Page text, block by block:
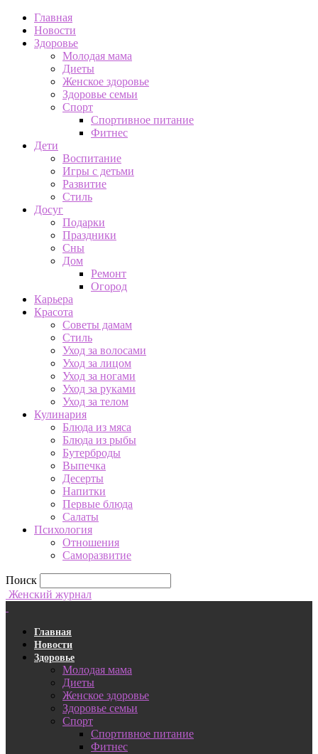
Главная
Новости
Здоровье
Молодая мама
Диеты
Женское здоровье
Здоровье семьи
Спорт
Спортивное питание
Фитнес
Дети
Воспитание
Игры с детьми
Развитие
Стиль
Досуг
Подарки
Праздники
Сны
Дом
Ремонт
Огород
Карьера
Красота
Советы дамам
Стиль
Уход за волосами
Уход за лицом
Уход за ногами
Уход за руками
Уход за телом
Кулинария
Блюда из мяса
Блюда из рыбы
Бутерброды
Выпечка
Десерты
Напитки
Первые блюда
Салаты
Психология
Отношения
Саморазвитие
Поиск
Женский журнал
Главная
Новости
Здоровье
Молодая мама
Диеты
Женское здоровье
Здоровье семьи
Спорт
Спортивное питание
Фитнес